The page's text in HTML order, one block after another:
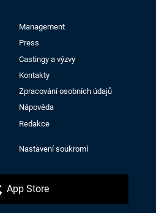
Management
Press
Castingy a výzvy
Kontakty
Zpracování osobních údajů
Nápověda
Redakce
Nastavení soukromí
App Store